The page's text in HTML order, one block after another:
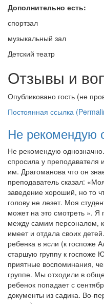
Дополнительно есть:
спортзал
музыкальный зал
Детский театр
Отзывы и
Опубликовано гость (не
Постоянная ссылка
Не рекомендую
Не рекомендую
спросила у преподавателя
им. Драгоманова что он
преподаватель сказал:
заведение хороший, но то
голову не лезет. Моя
может на это смотреть ». Я
между самим персоналом,
имеет и отдала своих
ребенка в ясли (к госпоже
старшую группу к госпоже
приятные воспоминания,
группе. Мы отходили в
ребенок попадает с
документы из садика. Во-